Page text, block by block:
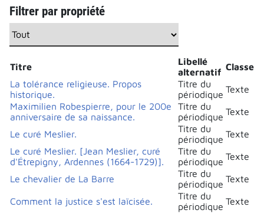
Filtrer par propriété
Titre
Libellé
alternatif Classe
La tolérance religieuse. Propos
historique.
Titre du
périodique Texte
Maximilien Robespierre, pour le 200e
anniversaire de sa naissance.
Titre du
périodique Texte
Le curé Meslier.
Titre du
périodique Texte
Le curé Meslier. [Jean Meslier, curé
d'Étrepigny, Ardennes (1664-1729)].
Titre du
périodique Texte
Le chevalier de La Barre
Titre du
périodique Texte
Comment la justice s'est laïcisée.
Titre du
périodique Texte